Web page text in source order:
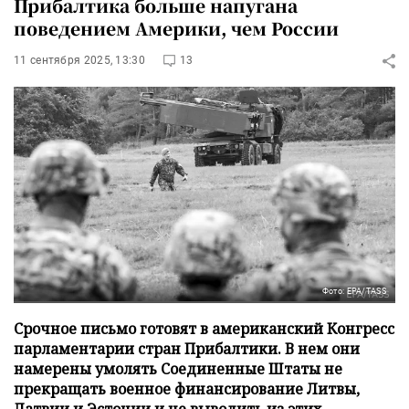
Прибалтика больше напугана
поведением Америки, чем России
11 сентября 2025, 13:30 13
Фото: EPA/TASS
Срочное письмо готовят в американский Конгресс
парламентарии стран Прибалтики. В нем они
намерены умолять Соединенные Штаты не
прекращать военное финансирование Литвы,